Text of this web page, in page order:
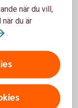
när du vill,
du är
.